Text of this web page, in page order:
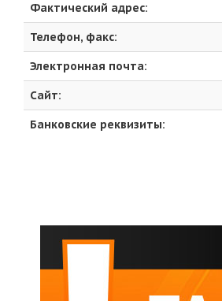
Фактический адрес:
Телефон, факс:
Электронная почта:
Сайт:
Банковские реквизиты: